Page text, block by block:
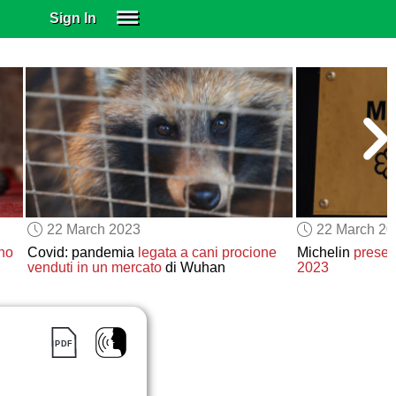
Sign In
SUBSCRIBE
EDUCATIONAL LICENSES
GIFT CARDS
OTHER LANGUAGES
ABOUT US
ALEXA
ADJUST COLORS
22 March 2023
Covid: pandemia legata a cani procione
venduti in un mercatodi Wuhan
22 March
Michelin
2023